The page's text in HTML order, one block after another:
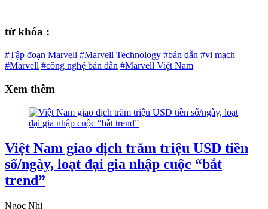
từ khóa :
#Tập đoạn Marvell #Marvell Technology #bán dẫn #vi mạch
#Marvell #công nghệ bán dẫn #Marvell Việt Nam
Xem thêm
Việt Nam giao dịch trăm triệu USD tiền
số/ngày, loạt đại gia nhập cuộc “bắt
trend”
Ngọc Nhi